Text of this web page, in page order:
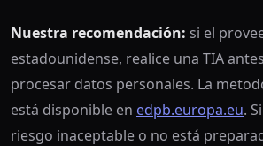
Nuestra recomendación: si el
estadounidense, realice una TIA
procesar datos personales. La
está disponible en edpb.europa.eu.
riesgo inaceptable o no está